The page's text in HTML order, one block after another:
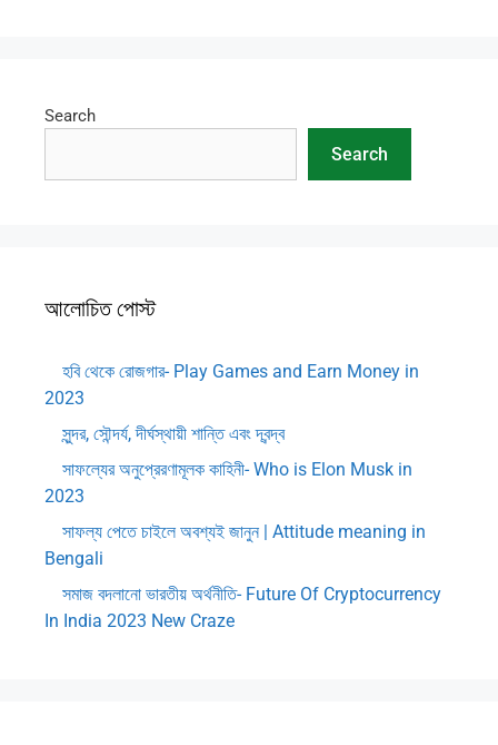
Search
Search
আলোচিত পোস্ট
হবি থেকে রোজগার- Play Games and Earn Money in
2023
সুন্দর, সৌন্দর্য, দীর্ঘস্থায়ী শান্তি এবং দ্বন্দ্ব
সাফল্যের অনুপ্রেরণামূলক কাহিনী- Who is Elon Musk in
2023
সাফল্য পেতে চাইলে অবশ্যই জানুন | Attitude meaning in
Bengali
সমাজ বদলানো ভারতীয় অর্থনীতি- Future Of Cryptocurrency
In India 2023 New Craze